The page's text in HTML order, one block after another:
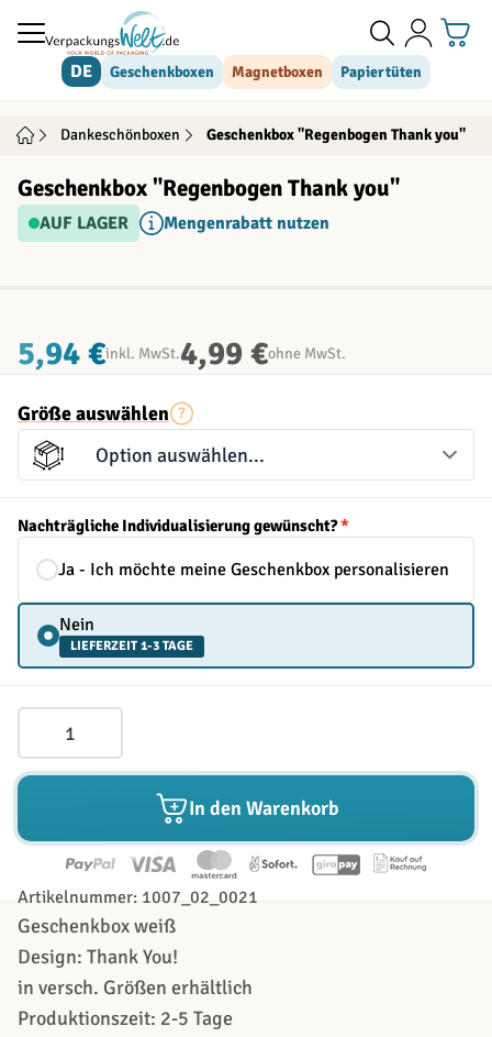
Direkt zum Inhalt
DE Geschenkboxen Magnetboxen Papiertüten
Dankeschönboxen Geschenkbox "Regenbogen Thank you"
Geschenkbox "Regenbogen Thank you"
AUF LAGER Mengenrabatt nutzen
5,94 €inkl. MwSt.4,99 €ohne MwSt.
Größe auswählen
Nachträgliche Individualisierung gewünscht?*
Ja - Ich möchte meine Geschenkbox personalisieren
Nein
LIEFERZEIT 1-3 TAGE
In den Warenkorb
Artikelnummer: 1007_02_0021
Geschenkbox weiß
Design: Thank You!
in versch. Größen erhältlich
Produktionszeit: 2-5 Tage